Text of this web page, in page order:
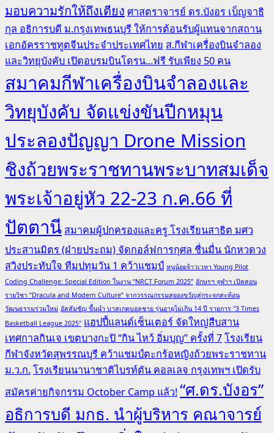
มอบความรักให้ถึงเตียง ศาสตราจารย์ ดร.บังอร เบ็ญจาธิ
กุล อธิการบดี ม.กรุงเทพธนบุรี ให้การต้อนรับผู้แทนจากสถาน
เอกอัครราชทูตจีนประจำประเทศไทย ส.กีฬาเครื่องบินจำลอง
และวิทยุบังคับ เปิดอบรมบินโดรน...ฟรี รับเพียง 50 คน
สมาคมกีฬาเครื่องบินจำลองและ
วิทยุบังคับ จัดแข่งขันปีกหมุน
ประลองปัญญา Drone Mission
ชิงถ้วยพระราชทานพระบาทสมเด็จ
พระเจ้าอยู่หัว 22-23 ก.ค.66 ที่
ปัตตานี สมาคมผู้ปกครองและครู โรงเรียนสาธิต มศว
ประสานมิตร (ฝ่ายประถม) จัดกอล์ฟการกุศล ชื่นมื่น นักหวดวง
สวิงประทับใจ ทีมปทุมวัน 1 คว้าแชมป์ หนูน้อยจ้าวเวหา Young Pilot
Coding Challenge: Special Edition ในงาน “NRCT Forum 2025” อักษรฯ จุฬาฯ เปิดสอน
รายวิชา “Dracula and Modern Culture” จากวรรณกรรมสยองขวัญสู่กระจกสะท้อน
วัฒนธรรมร่วมใหม่ อัสสัมชัญ ขึ้นนำ บาสเกตบอลชาย รุ่นอายุไม่เกิน 14 ปี รายการ "3 Times
Basketball League 2025" แฮปปี้แลนด์เซ็นเตอร์ จัดใหญ่สืบสาน
เทศกาลกินเจ เขตบางกะปิ “กิน ไหว้ อิ่มบุญ” ครั้งที่ 7โรงเรียน
กีฬาจังหวัดสุพรรณบุรี คว้าแชมป์ตะกร้อหญิงถ้วยพระราชทาน
ม.ว.ก.โรงเรียนนานาชาติไบรท์ตัน คอลเลจ กรุงเทพฯ เปิดรับ
สมัครค่ายกิจกรรม October Camp แล้ว!“ศ.ดร.บังอร”
อธิการบดี มกธ. นำผู้บริหาร คณาจารย์